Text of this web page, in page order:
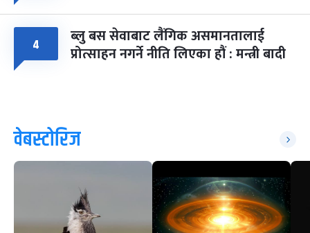
४ ब्लु बस सेवाबाट लैंगिक असमानतालाई
प्रोत्साहन नगर्ने नीति लिएका हौं : मन्त्री बादी
वेबस्टोरिज